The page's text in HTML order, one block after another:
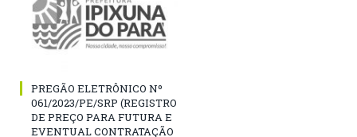
PREGÃO ELETRÔNICO Nº
061/2023/PE/SRP (REGISTRO
DE PREÇO PARA FUTURA E
EVENTUAL CONTRATAÇÃO